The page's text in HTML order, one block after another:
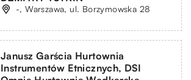
-, Warszawa, ul. Borzymowska 28
Janusz Garścia Hurtownia
Instrumentów Etnicznych, DSI